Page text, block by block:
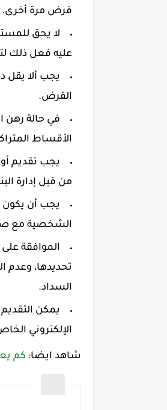
قرض مرة أخرى.
لا يحق
عليه فعل ذلك
القرض.
في حالة رهن
الأقساط
يجب تقديم
من قبل إدارة
يجب أن
الشخصية مع
الموافقة
تحديدها، وعدم
السداد.
يمكن
الإلكتروني
شاهد ايضا: كم